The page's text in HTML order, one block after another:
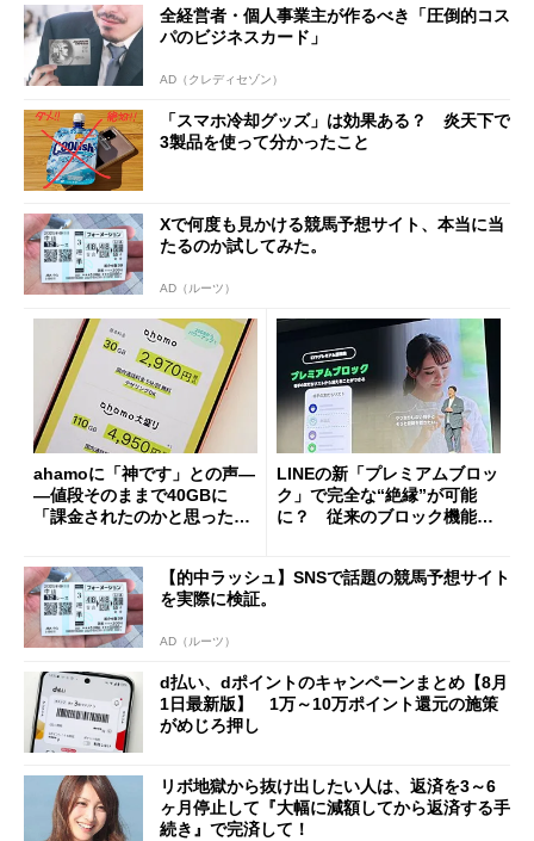
全経営者・個人事業主が作るべき「圧倒的コス
パのビジネスカード」
AD（クレディセゾン）
「スマホ冷却グッズ」は効果ある？ 炎天下で
3製品を使って分かったこと
Xで何度も見かける競馬予想サイト、本当に当
たるのか試してみた。
AD（ルーツ）
ahamoに「神です」との声―
―値段そのままで40GBに
「課金されたのかと思った」
LINEの新「プレミアムブロッ
ク」で完全な“絶縁”が可能
に？ 従来のブロック機能と
【的中ラッシュ】SNSで話題の競馬予想サイト
を実際に検証。
AD（ルーツ）
d払い、dポイントのキャンペーンまとめ【8月
1日最新版】 1万～10万ポイント還元の施策
がめじろ押し
リボ地獄から抜け出したい人は、返済を3～6
ヶ月停止して『大幅に減額してから返済する手
続き』で完済して！